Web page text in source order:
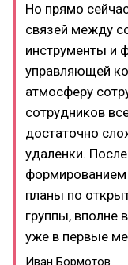
Но прямо
связей между
инструменты и
управляющей
атмосферу
сотрудников
достаточно
удаленки.
формированием
планы по
группы, вполне
уже в первые
Иван Бормотов